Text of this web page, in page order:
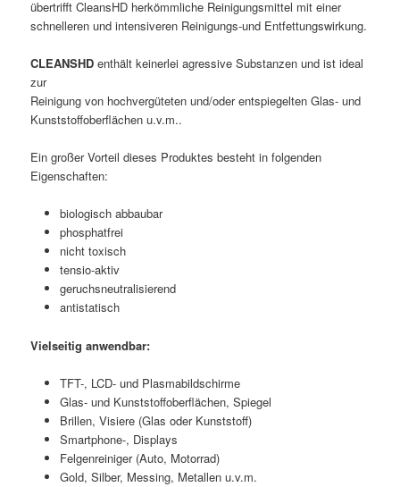
übertrifft CleansHD herkömmliche Reinigungsmittel mit einer
schnelleren und intensiveren Reinigungs-und Entfettungswirkung.
CLEANSHD enthält keinerlei agressive Substanzen und ist ideal
zur
Reinigung von hochvergüteten und/oder entspiegelten Glas- und
Kunststoffoberflächen u.v.m..
Ein großer Vorteil dieses Produktes besteht in folgenden
Eigenschaften:
biologisch abbaubar
phosphatfrei
nicht toxisch
tensio-aktiv
geruchsneutralisierend
antistatisch
Vielseitig anwendbar:
TFT-, LCD- und Plasmabildschirme
Glas- und Kunststoffoberflächen, Spiegel
Brillen, Visiere (Glas oder Kunststoff)
Smartphone-, Displays
Felgenreiniger (Auto, Motorrad)
Gold, Silber, Messing, Metallen u.v.m.